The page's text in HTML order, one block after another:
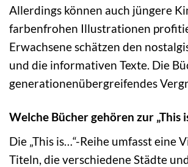
Allerdings können auch jüngere
farbenfrohen Illustrationen
Erwachsene schätzen den
und die informativen Texte. Die
generationenübergreifendes
Welche Bücher gehören zur „This
Die „This is…“-Reihe umfasst eine
Titeln, die verschiedene Städte